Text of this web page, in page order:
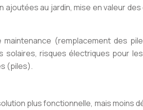
au jardin, mise en valeur
(remplacement des
solaires, risques électriques pour
(piles).
plus fonctionnelle, mais moins